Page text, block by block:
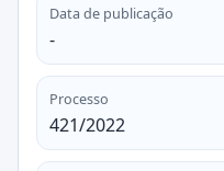
Data de publicação
-
Processo
421/2022